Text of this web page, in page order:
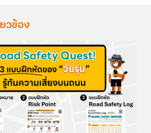
วข้อง